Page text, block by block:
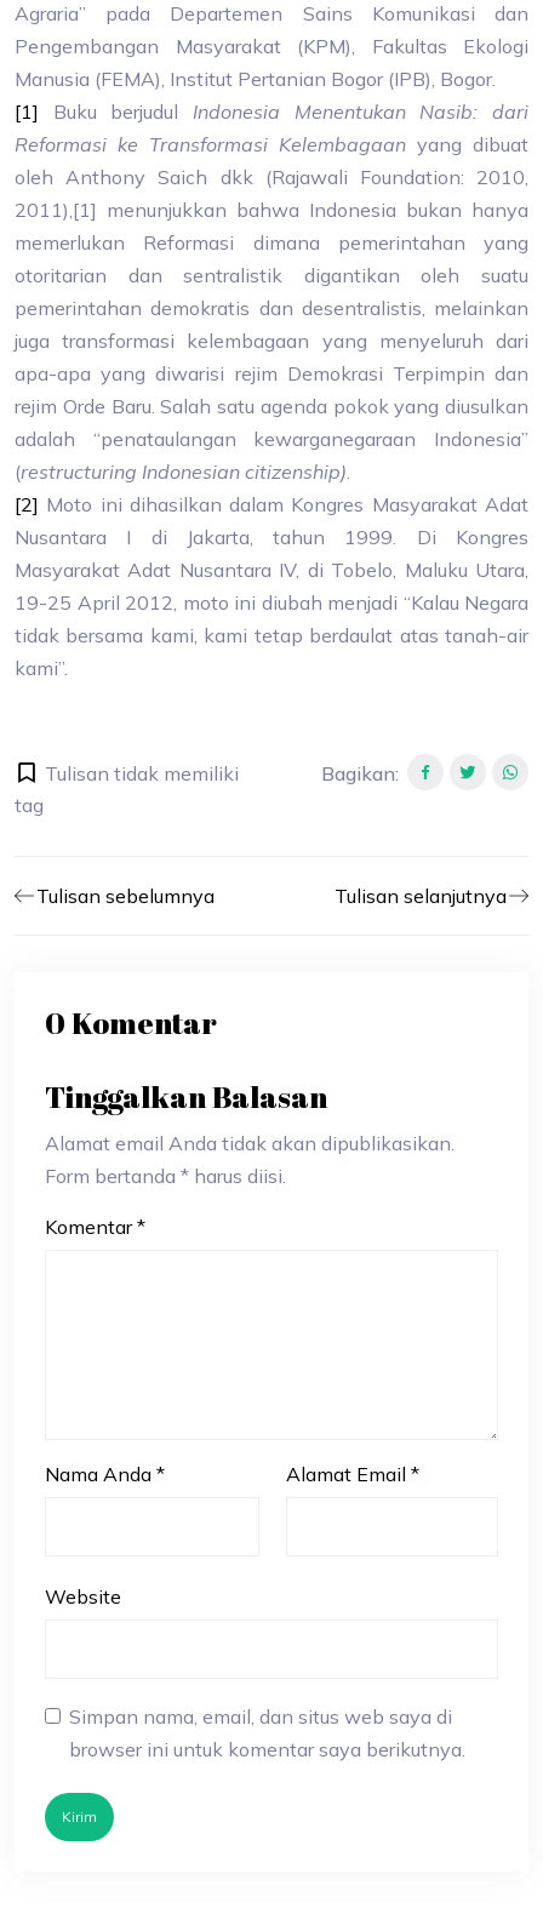
Agraria” pada Departemen Sains Komunikasi dan
Pengembangan Masyarakat (KPM), Fakultas Ekologi
Manusia (FEMA), Institut Pertanian Bogor (IPB), Bogor.
[1] Buku berjudul Indonesia Menentukan Nasib: dari
Reformasi ke Transformasi Kelembagaan yang dibuat
oleh Anthony Saich dkk (Rajawali Foundation: 2010,
2011),[1] menunjukkan bahwa Indonesia bukan hanya
memerlukan Reformasi dimana pemerintahan yang
otoritarian dan sentralistik digantikan oleh suatu
pemerintahan demokratis dan desentralistis, melainkan
juga transformasi kelembagaan yang menyeluruh dari
apa-apa yang diwarisi rejim Demokrasi Terpimpin dan
rejim Orde Baru. Salah satu agenda pokok yang diusulkan
adalah “penataulangan kewarganegaraan Indonesia”
(restructuring Indonesian citizenship).
[2] Moto ini dihasilkan dalam Kongres Masyarakat Adat
Nusantara I di Jakarta, tahun 1999. Di Kongres
Masyarakat Adat Nusantara IV, di Tobelo, Maluku Utara,
19-25 April 2012, moto ini diubah menjadi “Kalau Negara
tidak bersama kami, kami tetap berdaulat atas tanah-air
kami”.
Tulisan tidak memiliki
tag
Bagikan:
Tulisan sebelumnya Tulisan selanjutnya
0 Komentar
Tinggalkan Balasan
Alamat email Anda tidak akan dipublikasikan.
Form bertanda * harus diisi.
Komentar *
Nama Anda * Alamat Email *
Website
Simpan nama, email, dan situs web saya di
browser ini untuk komentar saya berikutnya.
Kirim